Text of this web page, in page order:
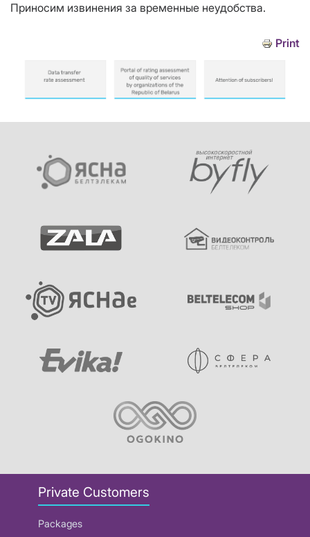
Приносим извинения за временные неудобства.
Print
Private Customers
Packages